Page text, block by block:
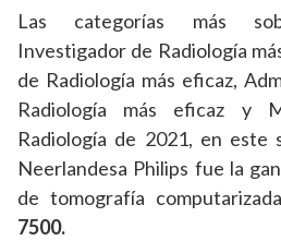
Las categorías más
Investigador de Radiología
de Radiología más eficaz,
Radiología más eficaz y
Radiología de 2021, en este
Neerlandesa Philips fue la
de tomografía computarizada
7500.